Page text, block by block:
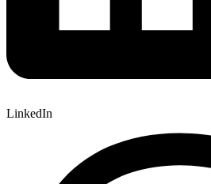
LinkedIn